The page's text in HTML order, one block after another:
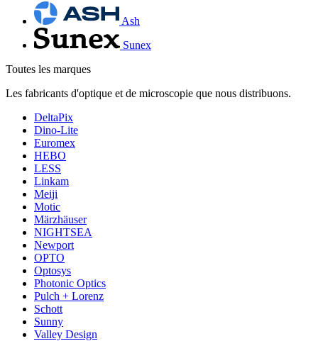
Ash
Sunex
Toutes les marques
Les fabricants d'optique et de microscopie que nous distribuons.
DeltaPix
Dino-Lite
Euromex
HEBO
LESS
Linkam
Meiji
Motic
Märzhäuser
NIGHTSEA
Newport
OPTO
Optosys
Photonic Optics
Pulch + Lorenz
Schott
Sunny
Valley Design